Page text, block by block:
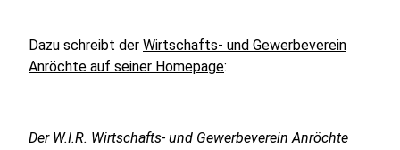
Dazu schreibt der Wirtschafts- und Gewerbeverein
Anröchte auf seiner Homepage:
Der W.I.R. Wirtschafts- und Gewerbeverein Anröchte